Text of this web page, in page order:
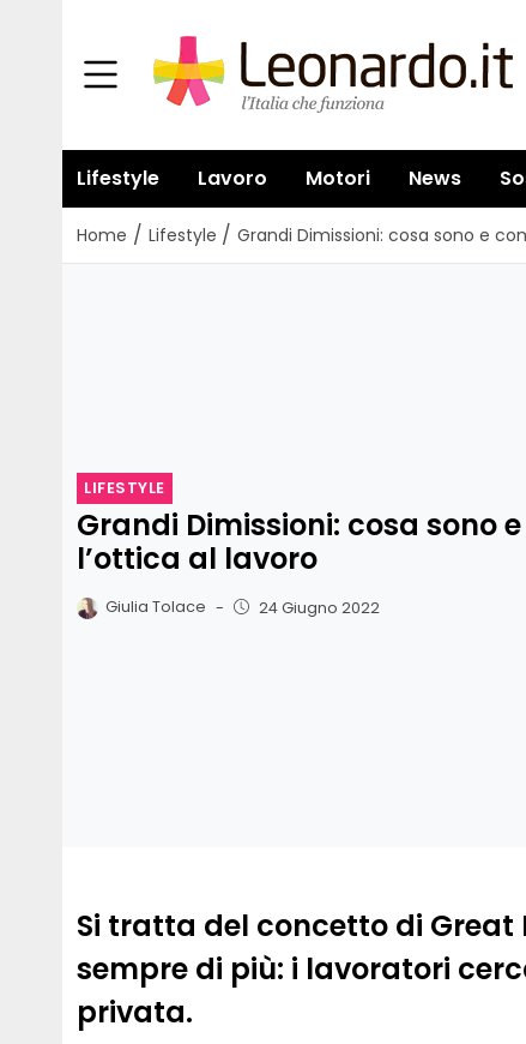
Lifestyle Lavoro Motori News
Home / Lifestyle / Grandi Dimissioni: cosa sono e
LIFESTYLE
Grandi Dimissioni: cosa sono
l’ottica al lavoro
Giulia Tolace - 24 Giugno 2022
Si tratta del concetto di Great
sempre di più: i lavoratori
privata.